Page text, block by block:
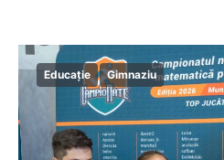
Educație Gimnaziu